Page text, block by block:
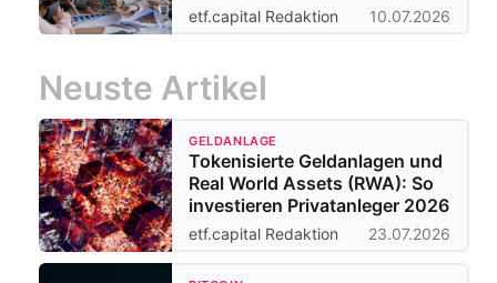
etf.capital Redaktion 10.07.2026
Neuste Artikel
GELDANLAGE
Tokenisierte Geldanlagen und
Real World Assets (RWA): So
investieren Privatanleger 2026
etf.capital Redaktion 23.07.2026